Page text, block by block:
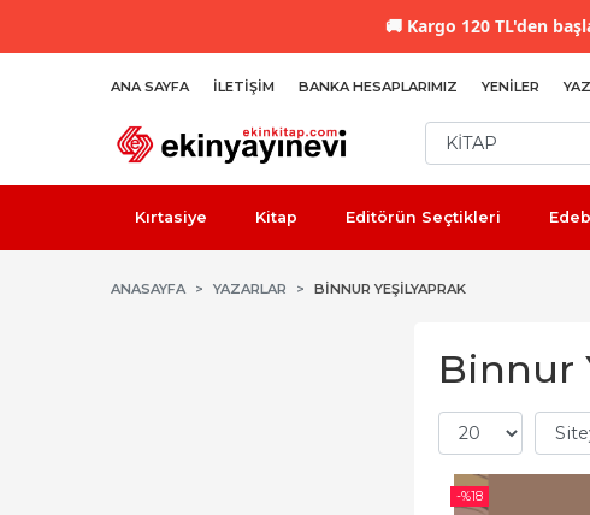
🚚 Kargo 120 TL'den
ANA SAYFA İLETIŞIM BANKA HESAPLARIMIZ YENILER
Kırtasiye Kitap Editörün Seçtikleri
ANASAYFA YAZARLAR BINNUR YEŞILYAPRAK
Binnur
-%18